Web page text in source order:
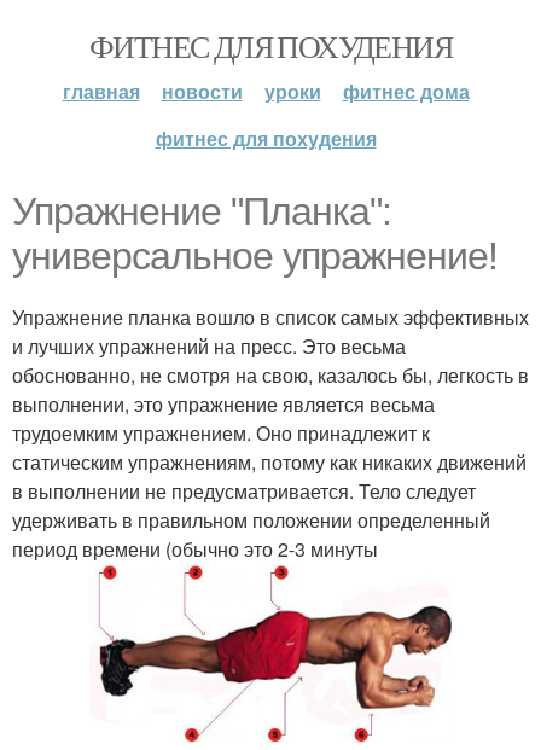
ФИТНЕС ДЛЯ ПОХУДЕНИЯ
главная новости уроки
фитнес дома
фитнес для похудения
Упражнение "Планка":
универсальное упражнение!
Упражнение планка вошло в список самых эффективных
и лучших упражнений на пресс. Это весьма
обоснованно, не смотря на свою, казалось бы, легкость в
выполнении, это упражнение является весьма
трудоемким упражнением. Оно принадлежит к
статическим упражнениям, потому как никаких движений
в выполнении не предусматривается. Тело следует
удерживать в правильном положении определенный
период времени (обычно это 2-3 минуты